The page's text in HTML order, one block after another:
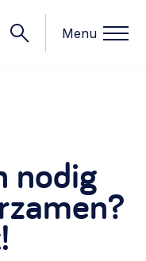
Menu
>
nodig